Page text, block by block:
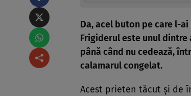
Da, acel buton pe care l-
Frigiderul este unul dintre
până când nu cedează,
calamarul congelat.
Acest prieten tăcut și de